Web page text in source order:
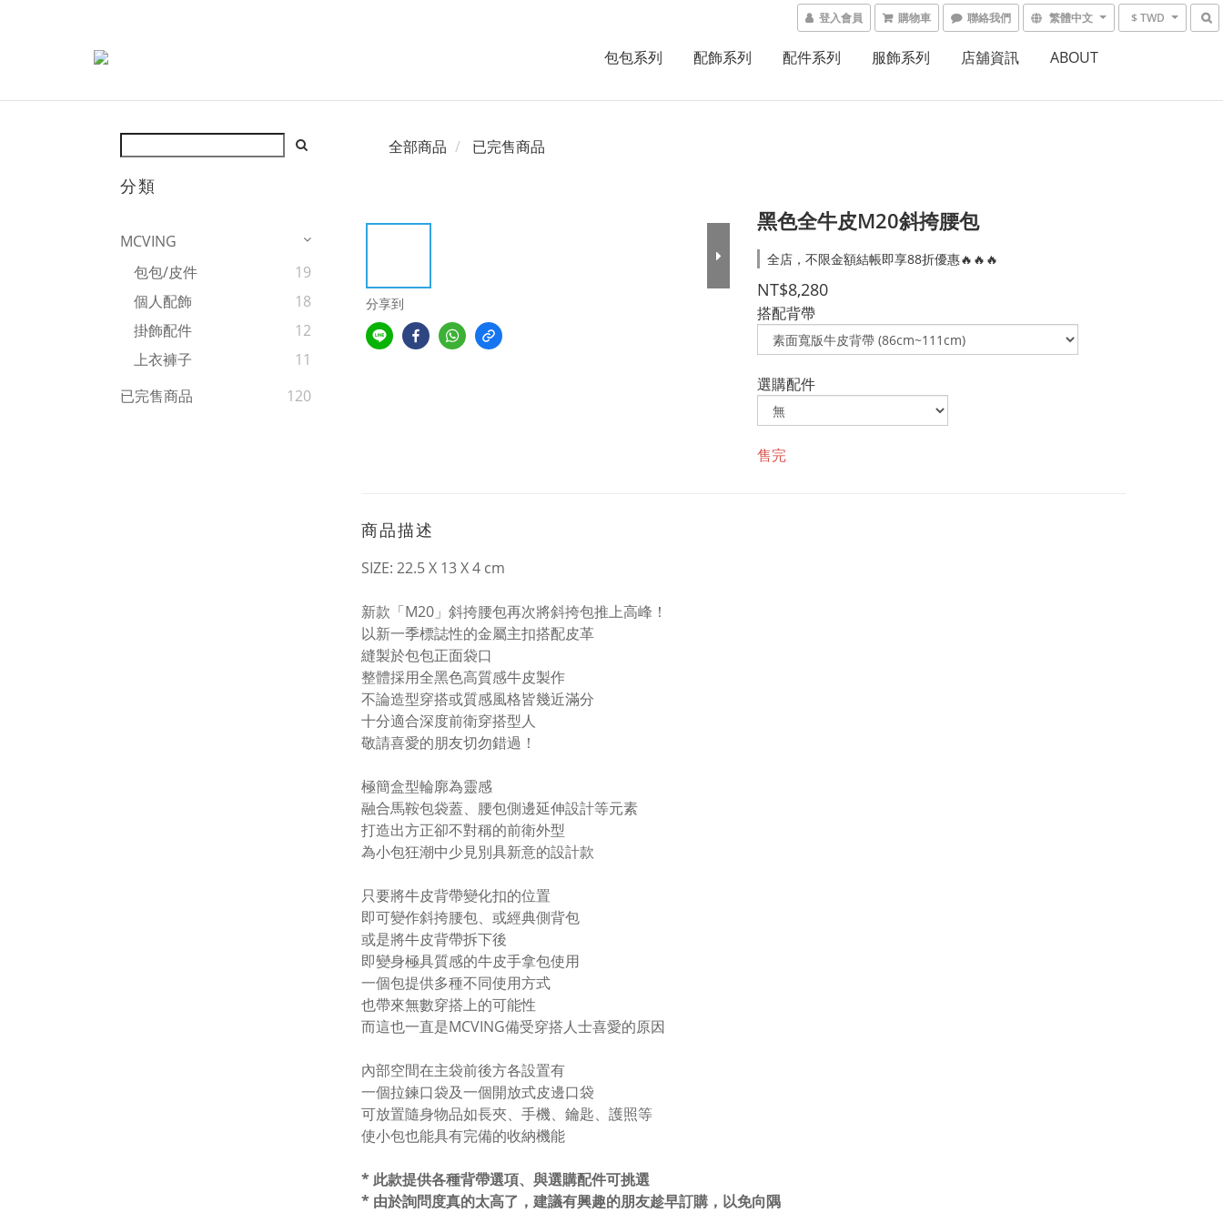
登入會員 購物車 聯絡我們 繁體中文 $ TWD
包包系列 配飾系列 配件系列 服飾系列 店舖資訊 ABOUT
分類
MCVING
包包/皮件
19
個人配飾
18
掛飾配件
12
上衣褲子
11
已完售商品
120
全部商品 已完售商品
分享到
黑色全牛皮M20斜挎腰包
全店，不限金額結帳即享88折優惠🔥🔥🔥
NT$8,280
搭配背帶
選購配件
售完
商品描述
SIZE: 22.5 X 13 X 4 cm
新款「M20」斜挎腰包再次將斜挎包推上高峰！
以新一季標誌性的金屬主扣搭配皮革
縫製於包包正面袋口
整體採用全黑色高質感牛皮製作
不論造型穿搭或質感風格皆幾近滿分
十分適合深度前衛穿搭型人
敬請喜愛的朋友切勿錯過！
極簡盒型輪廓為靈感
融合馬鞍包袋蓋、腰包側邊延伸設計等元素
打造出方正卻不對稱的前衛外型
為小包狂潮中少見別具新意的設計款
只要將牛皮背帶變化扣的位置
即可變作斜挎腰包、或經典側背包
或是將牛皮背帶拆下後
即變身極具質感的牛皮手拿包使用
一個包提供多種不同使用方式
也帶來無數穿搭上的可能性
而這也一直是MCVING備受穿搭人士喜愛的原因
內部空間在主袋前後方各設置有
一個拉鍊口袋及一個開放式皮邊口袋
可放置隨身物品如長夾、手機、鑰匙、護照等
使小包也能具有完備的收納機能
*此款提供各種背帶選項、與選購配件可挑選
* 由於詢問度真的太高了， 建議有興趣的朋友趁早訂購，以免向隅